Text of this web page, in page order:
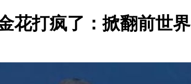
花打疯了：掀翻前世界